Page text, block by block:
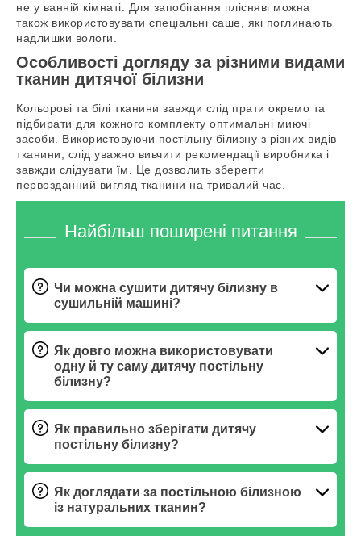
не у ванній кімнаті. Для запобігання плісняві можна
також використовувати спеціальні саше, які поглинають
надлишки вологи.
Особливості догляду за різними видами
тканин дитячої білизни
Кольорові та білі тканини завжди слід прати окремо та
підбирати для кожного комплекту оптимальні миючі
засоби. Використовуючи постільну білизну з різних видів
тканини, слід уважно вивчити рекомендації виробника і
завжди слідувати їм. Це дозволить зберегти
первозданний вигляд тканини на тривалий час.
Найбільш поширені питання
Чи можна сушити дитячу білизну в
сушильній машині?
Як довго можна використовувати
одну й ту саму дитячу постільну
білизну?
Як правильно зберігати дитячу
постільну білизну?
Як доглядати за постільною білизною
із натуральних тканин?